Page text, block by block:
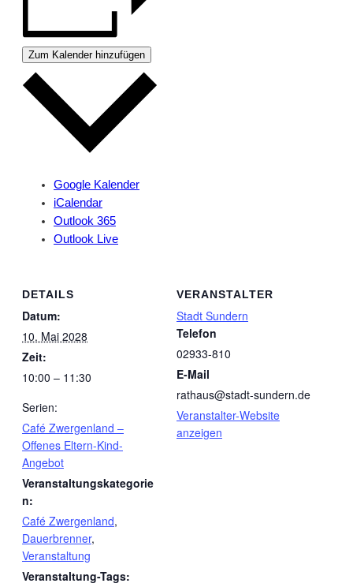
Zum Kalender hinzufügen
Google Kalender
iCalendar
Outlook 365
Outlook Live
DETAILS
Datum:
10. Mai 2028
Zeit:
10:00 – 11:30
Serien:
Café Zwergenland –
Offenes Eltern-Kind-
Angebot
Veranstaltungskategorie
n:
Café Zwergenland,
Dauerbrenner,
Veranstaltung
Veranstaltung-Tags:
VERANSTALTER
Stadt Sundern
Telefon
02933-810
E-Mail
rathaus@stadt-sundern.de
Veranstalter-Website
anzeigen